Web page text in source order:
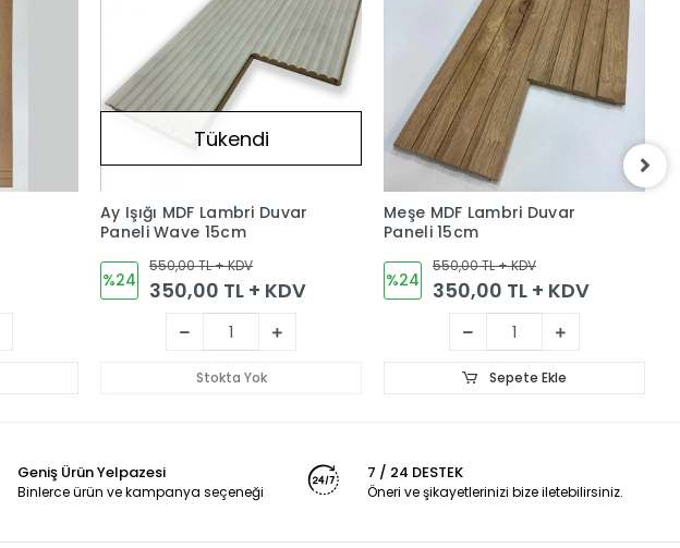
Tükendi
Ay Işığı MDF Lambri Duvar
Paneli Wave 15cm
%24
550,00 TL + KDV
350,00 TL + KDV
Stokta Yok
Meşe MDF Lambri Duvar
Paneli 15cm
%24
550,00 TL + KDV
350,00 TL + KDV
Sepete Ekle
Geniş Ürün Yelpazesi
Binlerce ürün ve kampanya seçeneği
7 / 24 DESTEK
Öneri ve şikayetlerinizi bize iletebilirsiniz.